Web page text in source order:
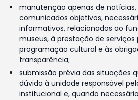
manutenção apenas de notícias,
comunicados objetivos,
informativos, relacionados ao
museus, à prestação de serviços
programação cultural e às
transparência;
submissão prévia das situações
dúvida à unidade responsável
institucional e, quando